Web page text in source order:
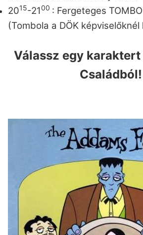
2015-2100 : Fergeteges
(Tombola a DÖK
Válassz egy karaktert
Családból!